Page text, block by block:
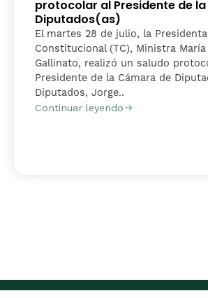
protocolar al Presidente de
Diputados(as)
El martes 28 de julio, la
Constitucional (TC), Ministra María
Gallinato, realizó un saludo
Presidente de la Cámara de
Diputados, Jorge..
Continuar leyendo